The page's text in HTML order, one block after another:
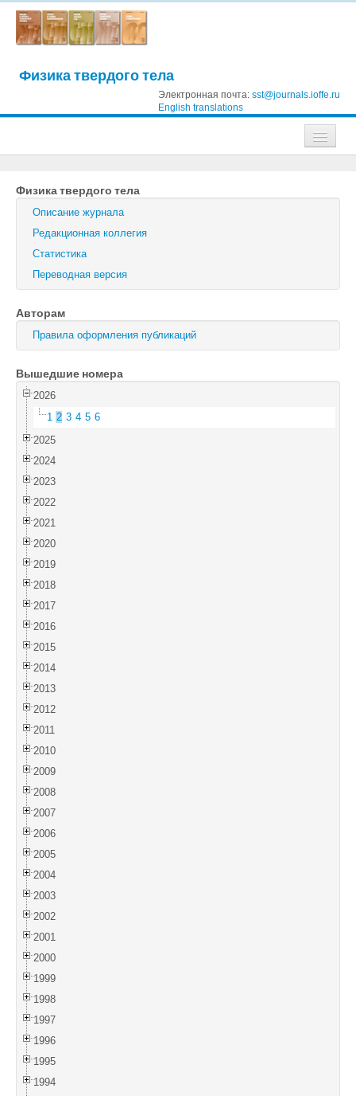
Физика твердого тела
Электронная почта: sst@journals.ioffe.ru
English translations
Журнал технической физики
Письма в Журнал технической физики
Физика твердого тела
Физика и техника полупроводников
Оптика и спектроскопия
Поиск
Войти
Физика твердого тела
Описание журнала
Редакционная коллегия
Статистика
Переводная версия
Авторам
Правила оформления публикаций
Вышедшие номера
2026
1 2 3 4 5 6
2025
2024
2023
2022
2021
2020
2019
2018
2017
2016
2015
2014
2013
2012
2011
2010
2009
2008
2007
2006
2005
2004
2003
2002
2001
2000
1999
1998
1997
1996
1995
1994